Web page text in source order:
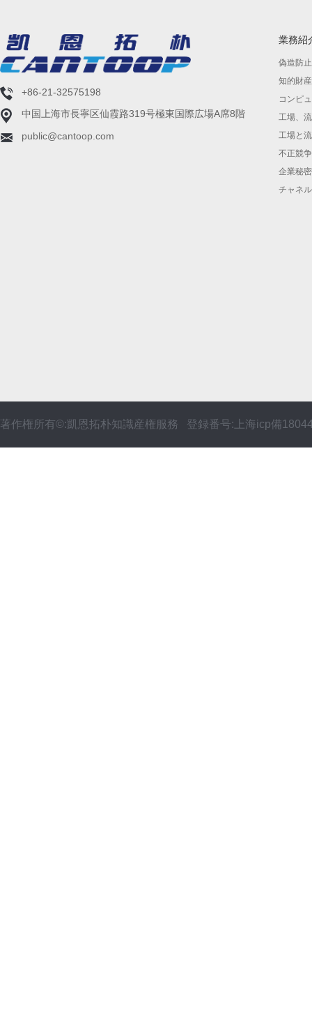
+86-21-32575198
中国上海市長寧区仙霞路319号極東国際広場A席8階
public@cantoop.com
業務紹
偽造防
知的財
コンピ
工場、
工場と
不正競
企業秘
チャネ
著作権所有©:凱恩拓朴知識産権服務 登録番号:上海icp備